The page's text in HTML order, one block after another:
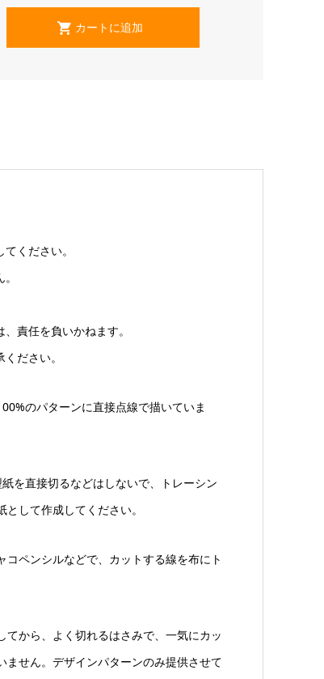
ください。
責任を負いかねます。
ださい。
のパターンに直接点線で描いていま
を直接切るなどはしないで、トレーシン
して作成してください。
ペンシルなどで、カットする線を布にト
から、よく切れるはさみで、一気にカッ
ません。デザインパターンのみ提供させて